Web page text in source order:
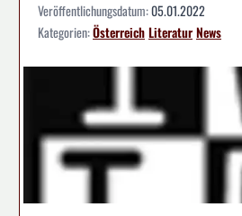
Veröffentlichungsdatum:05.01.2022
Kategorien:ÖsterreichLiteraturNews